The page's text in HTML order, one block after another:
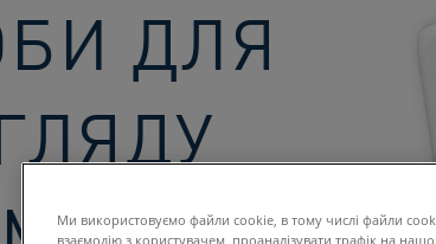
ДЛЯ
Ми використовуємо файли cookie, в тому числі файли
взаємодію з користувачем, проаналізувати трафік на